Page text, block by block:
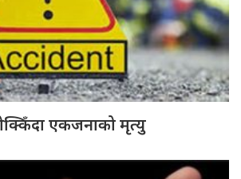
एकजनाको मृत्यु